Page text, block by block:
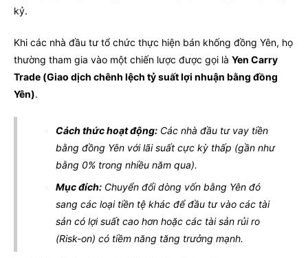
kỷ.
Khi các nhà đầu tư tổ chức thực hiện bán khống đồng Yên, họ
thường tham gia vào một chiến lược được gọi là Yen Carry
Trade (Giao dịch chênh lệch tỷ suất lợi nhuận bằng đồng
Yên).
Cách thức hoạt động: Các nhà đầu tư vay tiền
bằng đồng Yên với lãi suất cực kỳ thấp (gần như
bằng 0% trong nhiều năm qua).
Mục đích: Chuyển đổi dòng vốn bằng Yên đó
sang các loại tiền tệ khác để đầu tư vào các tài
sản có lợi suất cao hơn hoặc các tài sản rủi ro
(Risk-on) có tiềm năng tăng trưởng mạnh.